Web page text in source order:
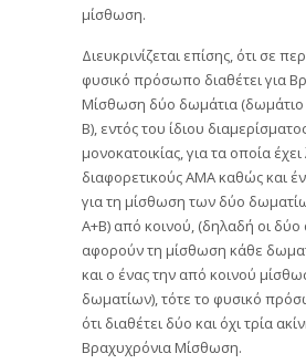
μίσθωση.
Διευκρινίζεται επίσης, ότι σε
φυσικό πρόσωπο διαθέτει για
Μίσθωση δύο δωμάτια (δωμάτιο
Β), εντός του ίδιου
μονοκατοικίας, για τα οποία
διαφορετικούς ΑΜΑ καθώς και
για τη μίσθωση των δύο
Α+Β) από κοινού, (δηλαδή οι δύο
αφορούν τη μίσθωση κάθε
και ο ένας την από κοινού
δωματίων), τότε το φυσικό
ότι διαθέτει δύο και όχι τρία
Βραχυχρόνια Μίσθωση.